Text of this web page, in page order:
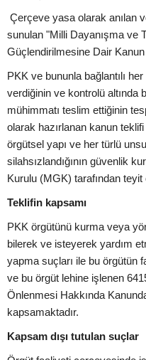
Çerçeve yasa olarak anılan
sunulan "Milli Dayanışma ve
Güçlendirilmesine Dair
PKK ve bununla bağlantılı
verdiğinin ve kontrolü altında
mühimmatı teslim ettiğinin
olarak hazırlanan kanun
örgütsel yapı ve her türlü
silahsızlandığının güvenlik
Kurulu (MGK) tarafından
Teklifin kapsamı
PKK örgütünü kurma veya
bilerek ve isteyerek yardım
yapma suçları ile bu örgütün
ve bu örgüt lehine işlenen
Önlenmesi Hakkında
kapsamaktadır.
Kapsam dışı tutulan suçlar